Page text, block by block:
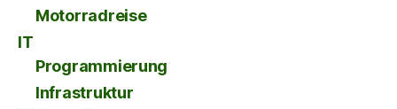
Motorradreise
IT
Programmierung
Infrastruktur